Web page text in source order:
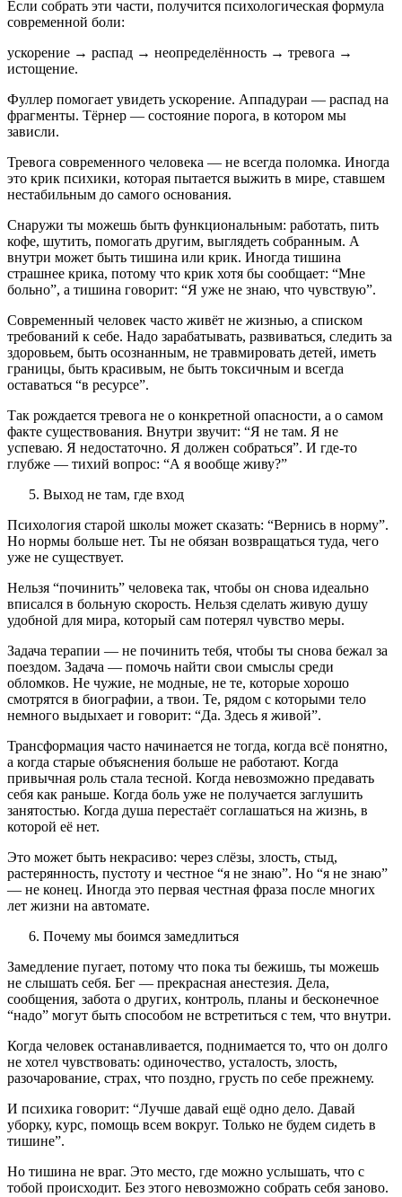
Если собрать эти части, получится психологическая формула
современной боли:
ускорение → распад → неопределённость → тревога →
истощение.
Фуллер помогает увидеть ускорение. Аппадураи — распад на
фрагменты. Тёрнер — состояние порога, в котором мы
зависли.
Тревога современного человека — не всегда поломка. Иногда
это крик психики, которая пытается выжить в мире, ставшем
нестабильным до самого основания.
Снаружи ты можешь быть функциональным: работать, пить
кофе, шутить, помогать другим, выглядеть собранным. А
внутри может быть тишина или крик. Иногда тишина
страшнее крика, потому что крик хотя бы сообщает: “Мне
больно”, а тишина говорит: “Я уже не знаю, что чувствую”.
Современный человек часто живёт не жизнью, а списком
требований к себе. Надо зарабатывать, развиваться, следить за
здоровьем, быть осознанным, не травмировать детей, иметь
границы, быть красивым, не быть токсичным и всегда
оставаться “в ресурсе”.
Так рождается тревога не о конкретной опасности, а о самом
факте существования. Внутри звучит: “Я не там. Я не
успеваю. Я недостаточно. Я должен собраться”. И где-то
глубже — тихий вопрос: “А я вообще живу?”
Выход не там, где вход
Психология старой школы может сказать: “Вернись в норму”.
Но нормы больше нет. Ты не обязан возвращаться туда, чего
уже не существует.
Нельзя “починить” человека так, чтобы он снова идеально
вписался в больную скорость. Нельзя сделать живую душу
удобной для мира, который сам потерял чувство меры.
Задача терапии — не починить тебя, чтобы ты снова бежал за
поездом. Задача — помочь найти свои смыслы среди
обломков. Не чужие, не модные, не те, которые хорошо
смотрятся в биографии, а твои. Те, рядом с которыми тело
немного выдыхает и говорит: “Да. Здесь я живой”.
Трансформация часто начинается не тогда, когда всё понятно,
а когда старые объяснения больше не работают. Когда
привычная роль стала тесной. Когда невозможно предавать
себя как раньше. Когда боль уже не получается заглушить
занятостью. Когда душа перестаёт соглашаться на жизнь, в
которой её нет.
Это может быть некрасиво: через слёзы, злость, стыд,
растерянность, пустоту и честное “я не знаю”. Но “я не знаю”
— не конец. Иногда это первая честная фраза после многих
лет жизни на автомате.
Почему мы боимся замедлиться
Замедление пугает, потому что пока ты бежишь, ты можешь
не слышать себя. Бег — прекрасная анестезия. Дела,
сообщения, забота о других, контроль, планы и бесконечное
“надо” могут быть способом не встретиться с тем, что внутри.
Когда человек останавливается, поднимается то, что он долго
не хотел чувствовать: одиночество, усталость, злость,
разочарование, страх, что поздно, грусть по себе прежнему.
И психика говорит: “Лучше давай ещё одно дело. Давай
уборку, курс, помощь всем вокруг. Только не будем сидеть в
тишине”.
Но тишина не враг. Это место, где можно услышать, что с
тобой происходит. Без этого невозможно собрать себя заново.